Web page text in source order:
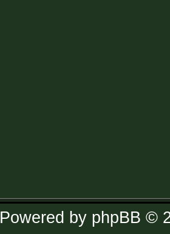
Powered by phpBB ©